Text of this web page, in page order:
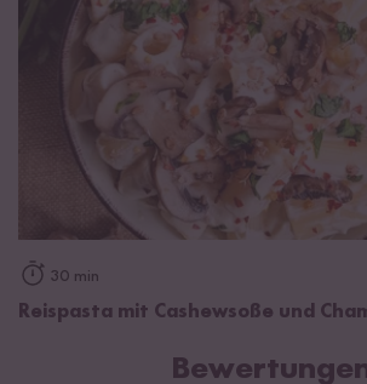
30 min
Reispasta mit Cashewsoße und